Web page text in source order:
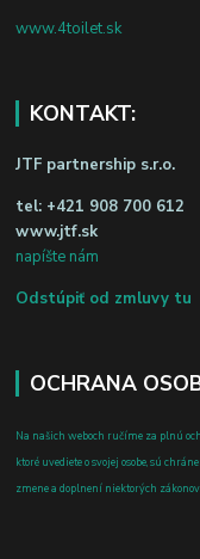
www.4toilet.sk
KONTAKT:
JTF partnership s.r.o.
tel: +421 908 700 612
www.jtf.sk
napíšte nám
Odstúpiť od zmluvy tu
OCHRANA
Na našich weboch ručíme za plnú
ktoré uvediete o svojej osobe, sú
zmene a doplnení niektorých zákonov.